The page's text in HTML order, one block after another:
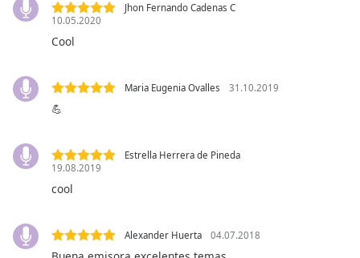
Audio
in-
Picture
Fullscreen
Beginning
Jhon Fernando Cadenas C
10.05.2020
Cool
Maria Eugenia Ovalles 31.10.2019
💪
Estrella Herrera de Pineda
19.08.2019
cool
Alexander Huerta 04.07.2018